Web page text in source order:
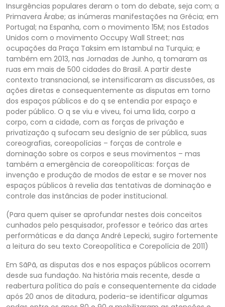
Insurgências populares deram o tom do debate, seja com; a
Primavera Árabe; as inúmeras manifestações na Grécia; em
Portugal; na Espanha, com o movimento 15M; nos Estados
Unidos com o movimento Occupy Wall Street; nas
ocupações da Praça Taksim em Istambul na Turquia; e
também em 2013, nas Jornadas de Junho, q tomaram as
ruas em mais de 500 cidades do Brasil. A partir deste
contexto transnacional, se intensificaram as discussões, as
ações diretas e consequentemente as disputas em torno
dos espaços públicos e do q se entendia por espaço e
poder público. O q se viu e viveu, foi uma lida, corpo a
corpo, com a cidade, com as forças de privação e
privatização q sufocam seu desígnio de ser pública, suas
coreografias, coreopolícias – forças de controle e
dominação sobre os corpos e seus movimentos – mas
também a emergência de coreopolíticas: forças de
invenção e produção de modos de estar e se mover nos
espaços públicos à revelia das tentativas de dominação e
controle das instâncias de poder institucional.
(Para quem quiser se aprofundar nestes dois conceitos
cunhados pelo pesquisador, professor e teórico das artes
performáticas e da dança André Lepecki, sugiro fortemente
a leitura do seu texto Coreopolítica e Corepolícia de 2011)
Em SãPã, as disputas dos e nos espaços públicos ocorrem
desde sua fundação. Na história mais recente, desde a
reabertura política do país e consequentemente da cidade
após 20 anos de ditadura, poderia-se identificar algumas